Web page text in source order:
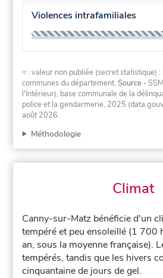
Violences intrafamiliales
≈ : valeur non publiée (secret statistique)
communes du département.Source -
l'Intérieur), base communale de la
police et la gendarmerie, 2025
août 2026.
Méthodologie
Climat
Canny-sur-Matz bénéficie d'un
tempéré et peu ensoleillé (1 700
an, sous la moyenne française).
tempérés, tandis que les hivers
cinquantaine de jours de gel.